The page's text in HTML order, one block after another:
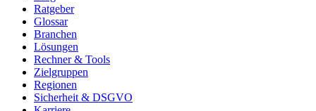
Ratgeber
Glossar
Branchen
Lösungen
Rechner & Tools
Zielgruppen
Regionen
Sicherheit & DSGVO